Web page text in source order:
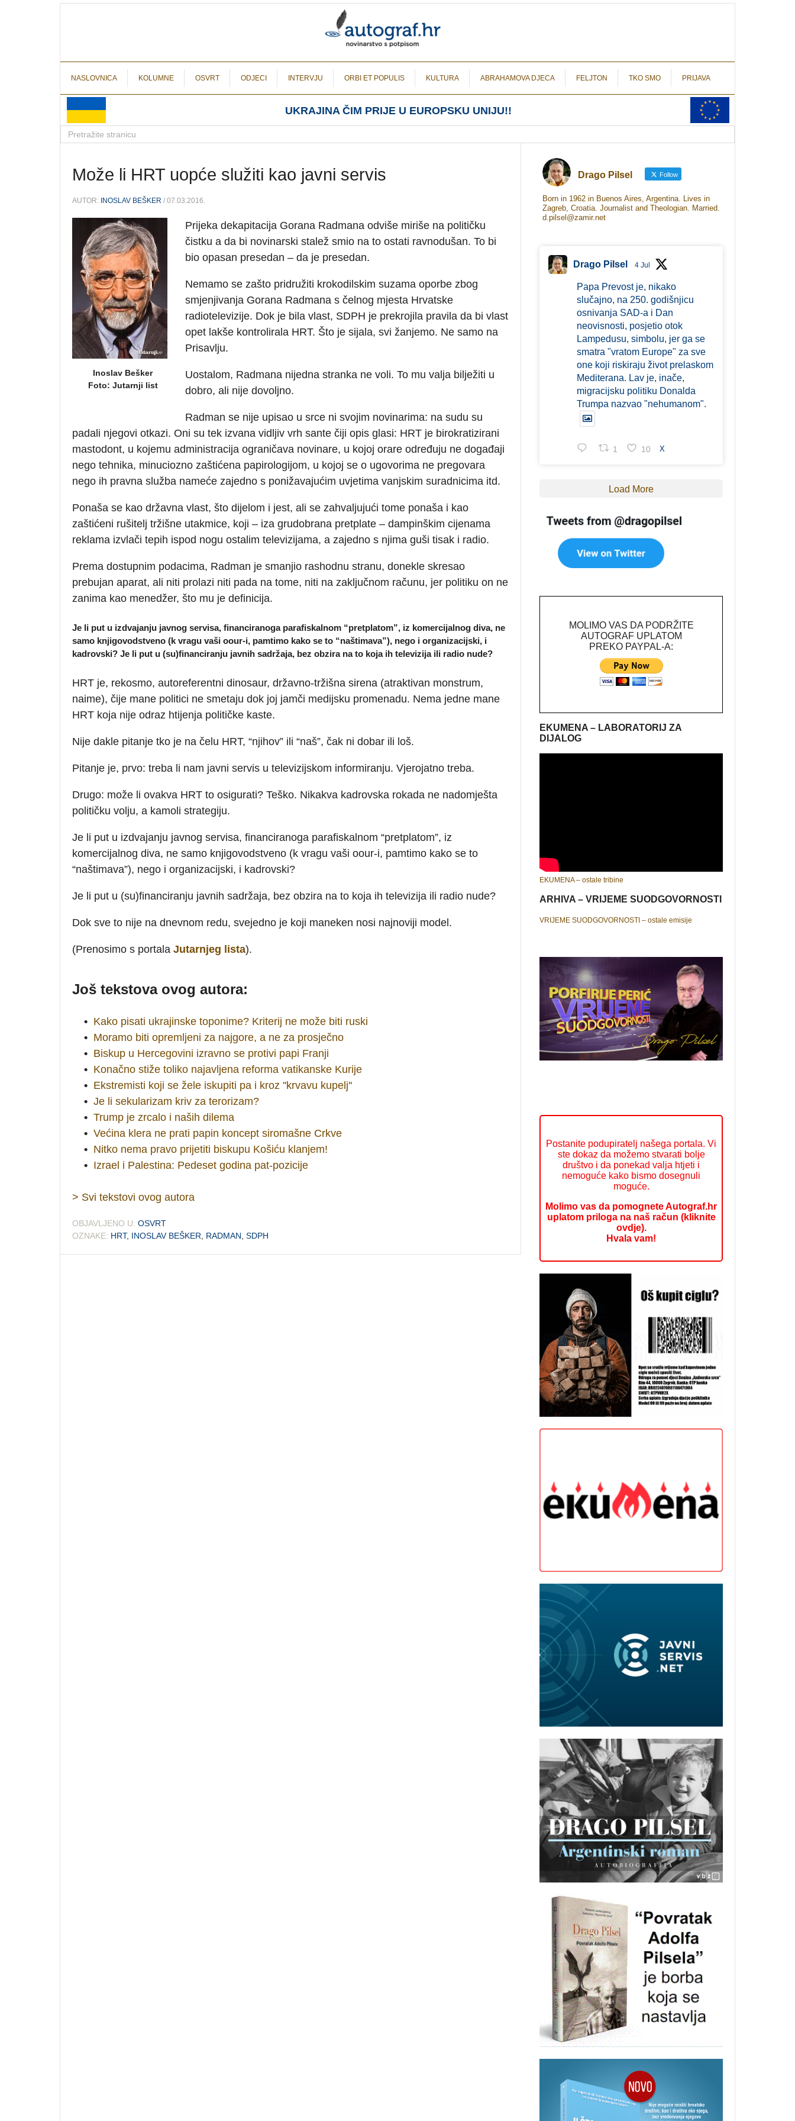
NASLOVNICA KOLUMNE OSVRT ODJECI INTERVJU ORBI ET POPULIS KULTURA ABRAHAMOVA DJECA FELJTON TKO SMO PRIJAVA
UKRAJINA ČIM PRIJE U EUROPSKU UNIJU!!
Može li HRT uopće služiti kao javni servis
AUTOR: INOSLAV BEŠKER / 07.03.2016.
Inoslav Bešker
Foto: Jutarnji list
Prijeka dekapitacija Gorana Radmana odviše miriše na političku
čistku a da bi novinarski stalež smio na to ostati ravnodušan. To bi
bio opasan presedan – da je presedan.
Nemamo se zašto pridružiti krokodilskim suzama oporbe zbog
smjenjivanja Gorana Radmana s čelnog mjesta Hrvatske
radiotelevizije. Dok je bila vlast, SDPH je prekrojila pravila da bi vlast
opet lakše kontrolirala HRT. Što je sijala, svi žanjemo. Ne samo na
Prisavlju.
Uostalom, Radmana nijedna stranka ne voli. To mu valja bilježiti u
dobro, ali nije dovoljno.
Radman se nije upisao u srce ni svojim novinarima: na sudu su
padali njegovi otkazi. Oni su tek izvana vidljiv vrh sante čiji opis glasi: HRT je birokratizirani
mastodont, u kojemu administracija ograničava novinare, u kojoj orare određuju ne događaji
nego tehnika, minuciozno zaštićena papirologijom, u kojoj se o ugovorima ne pregovara
nego ih pravna služba nameće zajedno s ponižavajućim uvjetima vanjskim suradnicima itd.
Ponaša se kao državna vlast, što dijelom i jest, ali se zahvaljujući tome ponaša i kao
zaštićeni rušitelj tržišne utakmice, koji – iza grudobrana pretplate – dampinškim cijenama
reklama izvlači tepih ispod nogu ostalim televizijama, a zajedno s njima guši tisak i radio.
Prema dostupnim podacima, Radman je smanjio rashodnu stranu, donekle skresao
prebujan aparat, ali niti prolazi niti pada na tome, niti na zaključnom računu, jer politiku on ne
zanima kao menedžer, što mu je definicija.
Je li put u izdvajanju javnog servisa, financiranoga parafiskalnom “pretplatom”, iz komercijalnog diva, ne
samo knjigovodstveno (k vragu vaši oour-i, pamtimo kako se to “naštimava”), nego i organizacijski, i
kadrovski? Je li put u (su)financiranju javnih sadržaja, bez obzira na to koja ih televizija ili radio nude?
HRT je, rekosmo, autoreferentni dinosaur, državno-tržišna sirena (atraktivan monstrum,
naime), čije mane politici ne smetaju dok joj jamči medijsku promenadu. Nema jedne mane
HRT koja nije odraz htijenja političke kaste.
Nije dakle pitanje tko je na čelu HRT, “njihov” ili “naš”, čak ni dobar ili loš.
Pitanje je, prvo: treba li nam javni servis u televizijskom informiranju. Vjerojatno treba.
Drugo: može li ovakva HRT to osigurati? Teško. Nikakva kadrovska rokada ne nadomješta
političku volju, a kamoli strategiju.
Je li put u izdvajanju javnog servisa, financiranoga parafiskalnom “pretplatom”, iz
komercijalnog diva, ne samo knjigovodstveno (k vragu vaši oour-i, pamtimo kako se to
“naštimava”), nego i organizacijski, i kadrovski?
Je li put u (su)financiranju javnih sadržaja, bez obzira na to koja ih televizija ili radio nude?
Dok sve to nije na dnevnom redu, svejedno je koji maneken nosi najnoviji model.
(Prenosimo s portala Jutarnjeg lista).
Još tekstova ovog autora:
• Kako pisati ukrajinske toponime? Kriterij ne može biti ruski
• Moramo biti opremljeni za najgore, a ne za prosječno
• Biskup u Hercegovini izravno se protivi papi Franji
• Konačno stiže toliko najavljena reforma vatikanske Kurije
• Ekstremisti koji se žele iskupiti pa i kroz ''krvavu kupelj''
• Je li sekularizam kriv za terorizam?
• Trump je zrcalo i naših dilema
• Većina klera ne prati papin koncept siromašne Crkve
• Nitko nema pravo prijetiti biskupu Košiću klanjem!
• Izrael i Palestina: Pedeset godina pat-pozicije
> Svi tekstovi ovog autora
OBJAVLJENO U: OSVRT
OZNAKE: HRT, INOSLAV BEŠKER RADMAN SDPH
Drago Pilsel Follow
Born in 1962 in Buenos Aires, Argentina. Lives in
Zagreb, Croatia. Journalist and Theologian. Married.
d.pilsel@zamir.net
Drago Pilsel 4 Jul
Papa Prevost je, nikako
slučajno, na 250. godišnjicu
osnivanja SAD-a i Dan
neovisnosti, posjetio otok
Lampedusu, simbolu, jer ga se
smatra "vratom Europe" za sve
one koji riskiraju život prelaskom
Mediterana. Lav je, inače,
migracijsku politiku Donalda
Trumpa nazvao "nehumanom".
1 10 X
Load More
MOLIMO VAS DA PODRŽITE
AUTOGRAF UPLATOM
PREKO PAYPAL-A:
EKUMENA – LABORATORIJ ZA
DIJALOG
EKUMENA – ostale tribine
ARHIVA – VRIJEME SUODGOVORNOSTI
VRIJEME SUODGOVORNOSTI – ostale emisije
Postanite podupiratelj našega portala. Vi
ste dokaz da možemo stvarati bolje
društvo i da ponekad valja htjeti i
nemoguće kako bismo dosegnuli
moguće.
Molimo vas da pomognete Autograf.hr
uplatom priloga na naš račun (kliknite
ovdje).
Hvala vam!